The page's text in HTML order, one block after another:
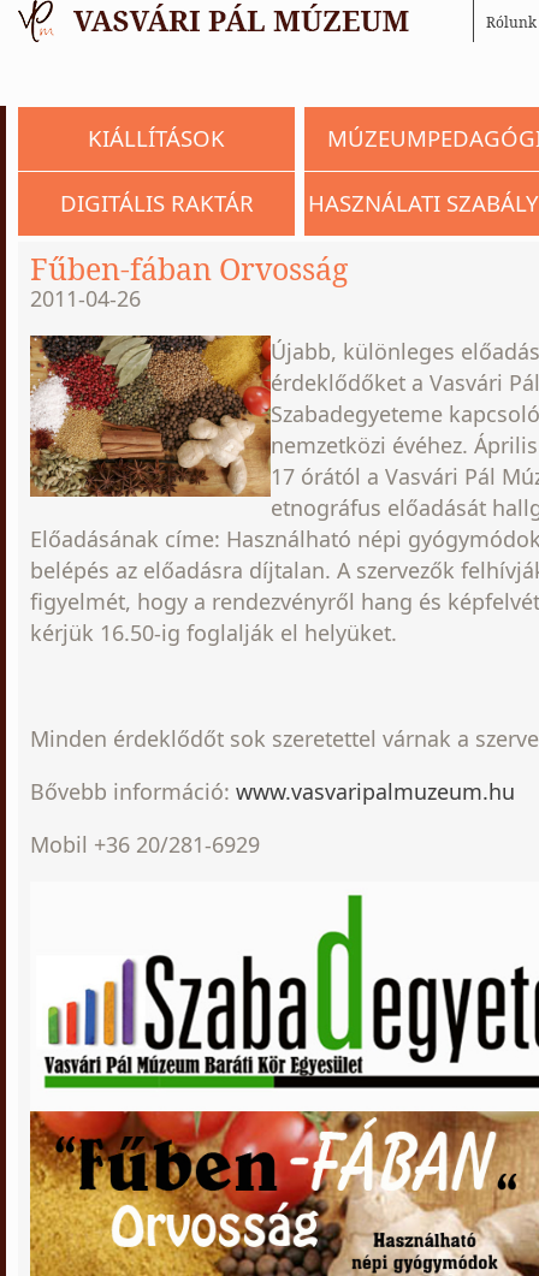
Rólunk
KIÁLLÍTÁSOK
DIGITÁLIS RAKTÁR HASZNÁLATI
Fűben-fában Orvosság
2011-04-26
Újabb, különleges
érdeklődőket a Vasvári
Szabadegyeteme
nemzetközi évéhez.
17 órától a Vasvári Pál
etnográfus előadását
Előadásának címe: Használható népi
belépés az előadásra díjtalan. A szervezők
figyelmét, hogy a rendezvényről hang és
kérjük 16.50-ig foglalják el helyüket.
Minden érdeklődőt sok szeretettel várnak a
Bővebb információ: www.vasvaripalmuzeum.hu
Mobil +36 20/281-6929